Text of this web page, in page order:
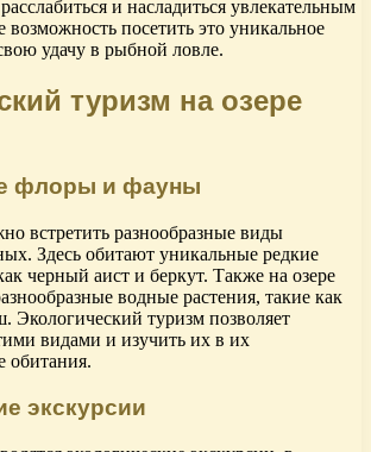
и насладиться увлекательным
возможность посетить это уникальное
удачу в рыбной ловле.
туризм на озере
флоры и фауны
встретить разнообразные виды
Здесь обитают уникальные редкие
черный аист и беркут. Также на озере
водные растения, такие как
туризм позволяет
видами и изучить их в их
обитания.
экскурсии